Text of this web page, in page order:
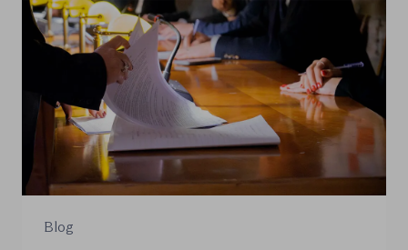
Blog